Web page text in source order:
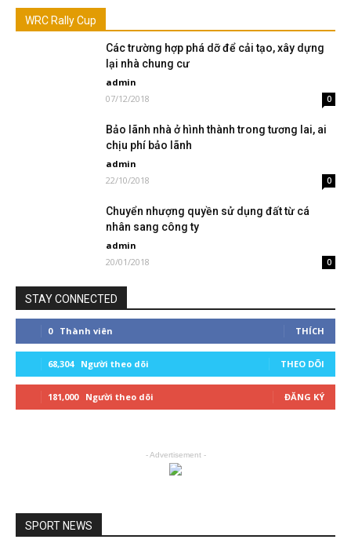
WRC Rally Cup
Các trường hợp phá dỡ để cải tạo, xây dựng
lại nhà chung cư
admin
07/12/2018
0
Bảo lãnh nhà ở hình thành trong tương lai, ai
chịu phí bảo lãnh
admin
22/10/2018
0
Chuyển nhượng quyền sử dụng đất từ cá
nhân sang công ty
admin
20/01/2018
0
STAY CONNECTED
0 Thành viên THÍCH
68,304 Người theo dõi THEO DÕI
181,000 Người theo dõi ĐĂNG KÝ
- Advertisement -
SPORT NEWS